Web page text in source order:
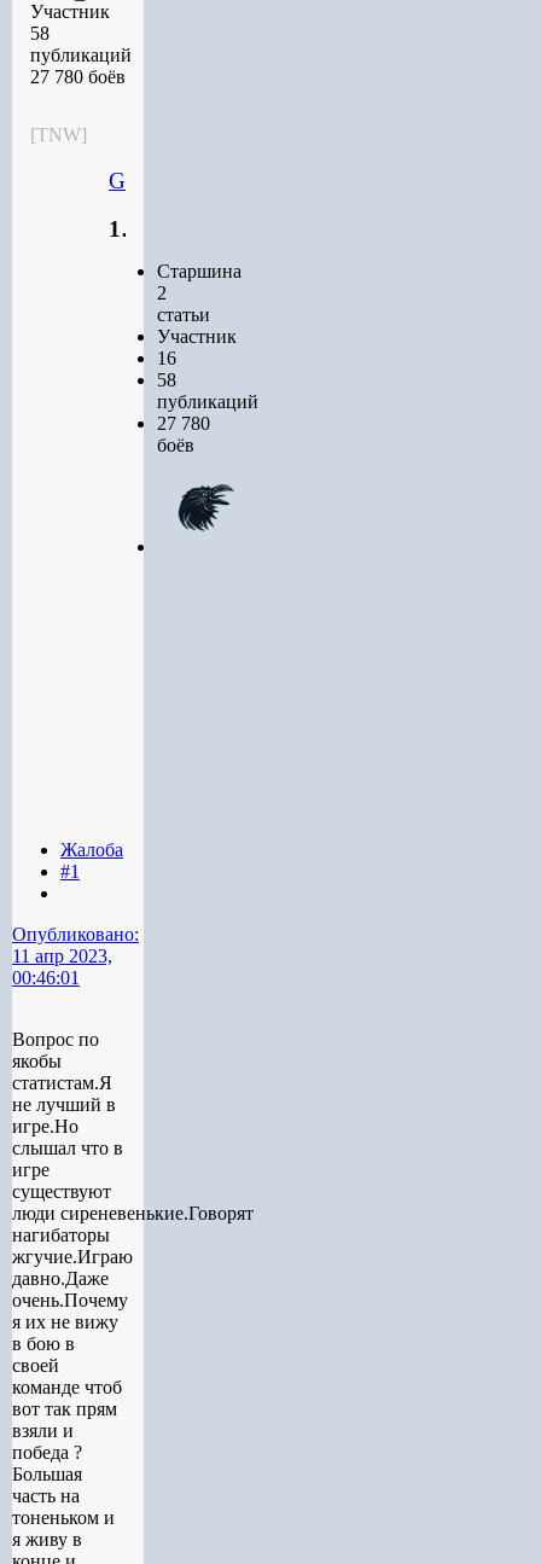
Участник
58
публикаций
27 780 боёв
[TNW]
16
Старшина
2
статьи
Участник
16
58
публикаций
27 780
боёв
Жалоба
#1
Опубликовано:
11 апр 2023,
00:46:01
Вопрос по
якобы
статистам.Я
не лучший в
игре.Но
слышал что в
игре
существуют
люди сиреневенькие.Говорят
нагибаторы
жгучие.Играю
давно.Даже
очень.Почему
я их не вижу
в бою в
своей
команде чтоб
вот так прям
взяли и
победа ?
Большая
часть на
тоненьком и
я живу в